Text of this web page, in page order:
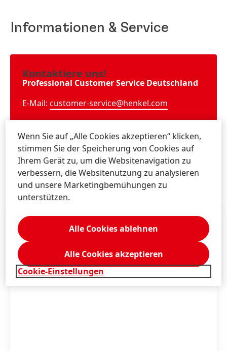
Informationen & Service
Kontaktiere uns!
Professional Customer Service Deutschland
E-Mail: customer-service@henkel.com
Phone: 040-88242781 zum Ortstarif
Montags bis donnerstags 09:00 – 17:00 Uhr
Wenn Sie auf „Alle Cookies akzeptieren“ klicken,
stimmen Sie der Speicherung von Cookies auf
Ihrem Gerät zu, um die Websitenavigation zu
verbessern, die Websitenutzung zu analysieren
und unsere Marketingbemühungen zu
unterstützen.
Cookie-Einstellungen
Alle Cookies ablehnen
Alle Cookies akzeptieren